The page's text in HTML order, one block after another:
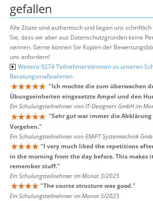
gefallen
Alle Zitate sind authentisch und liegen uns
Sie, dass wir aber aus Datenschutzgründen keine
nennen. Gerne können Sie Kopien der
uns anfordern!
Weitere 9274 Teilnehmerstimmen zu unseren
Beratungsmaßnahmen
"Ich mochte die zum überwachen
Übungseinheiten eingesetzte Ampel und den
Ein Schulungsteilnehmer von IT-Designers GmbH im
"Sehr gut war immer die
Vorgehen."
Ein Schulungsteilnehmer von EXAPT Systemtechnik
"I very much liked the repetitions
in the morning from the day before. This makes
remember stuff."
Ein Schulungsteilnehmer im Monat 3/2025
"The course structure was good."
Ein Schulungsteilnehmer im Monat 5/2025